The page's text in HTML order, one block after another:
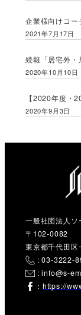
企業様向けコー
2021年7月17日
続報「居宅外・
2020年10月10日
【2020年度・
2020年9月3日
一般社団法人ソ
〒102-0082
東京都千代田
: 03-3222-
: info@s-
： https://